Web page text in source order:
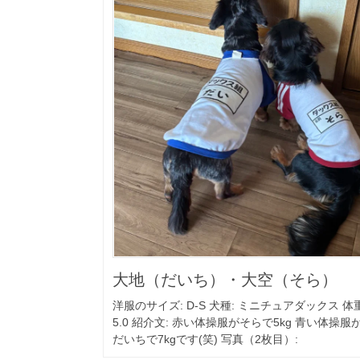
大地（だいち）・大空（そら）
洋服のサイズ: D-S 犬種: ミニチュアダックス 体
5.0 紹介文: 赤い体操服がそらで5kg 青い体操服
だいちで7kgです(笑) 写真（2枚目）: